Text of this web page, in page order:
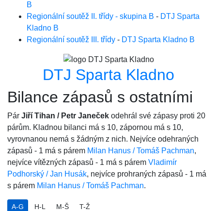
B
Regionální soutěž II. třídy - skupina B - DTJ Sparta
Kladno B
Regionální soutěž III. třídy - DTJ Sparta Kladno B
DTJ Sparta Kladno
Bilance zápasů s ostatními
Pár Jiří Tihan / Petr Janeček odehrál své zápasy proti 20
párům. Kladnou bilanci má s 10, zápornou má s 10,
vyrovnanou nemá s žádným z nich. Nejvíce odehraných
zápasů - 1 má s párem Milan Hanus / Tomáš Pachman,
nejvíce vítězných zápasů - 1 má s párem Vladimír
Podhorský / Jan Husák, nejvíce prohraných zápasů - 1 má
s párem Milan Hanus / Tomáš Pachman.
A-G H-L M-Š T-Ž